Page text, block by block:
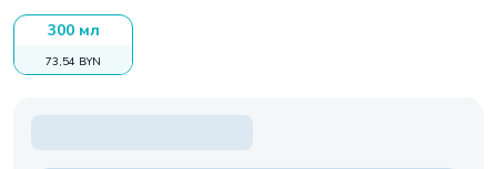
300 мл
73,54 BYN